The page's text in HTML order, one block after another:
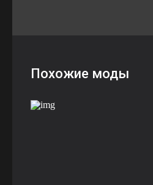
Похожие моды